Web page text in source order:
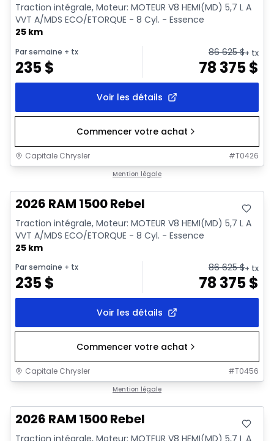
Traction intégrale, Moteur: MOTEUR V8 HEMI(MD) 5,7 L A
VVT A/MDS ECO/ETORQUE - 8 Cyl. - Essence
25 km
Par semaine + tx
235$
86 625$+ tx
78 375$
Voir les détails
Commencer votre achat
Capitale Chrysler #T0426
Mention légale
2026 RAM 1500 Rebel
Traction intégrale, Moteur: MOTEUR V8 HEMI(MD) 5,7 L A
VVT A/MDS ECO/ETORQUE - 8 Cyl. - Essence
25 km
Par semaine + tx
235$
86 625$+ tx
78 375$
Voir les détails
Commencer votre achat
Capitale Chrysler #T0456
Mention légale
2026 RAM 1500 Rebel